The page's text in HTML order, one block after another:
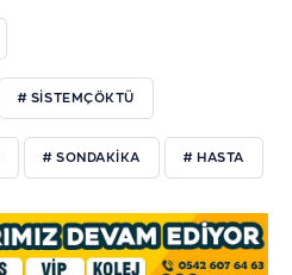
# SISTEMÇÖKTÜ
# SONDAKIKA # HASTA